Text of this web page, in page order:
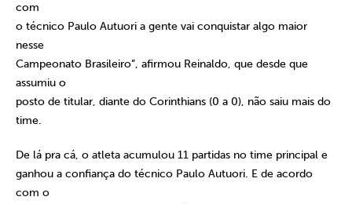
com
o técnico Paulo Autuori a gente vai conquistar algo maior
nesse
Campeonato Brasileiro”, afirmou Reinaldo, que desde que
assumiu o
posto de titular, diante do Corinthians (0 a 0), não saiu mais do
time.
De lá pra cá, o atleta acumulou 11 partidas no time principal e
ganhou a confiança do técnico Paulo Autuori. E de acordo
com o